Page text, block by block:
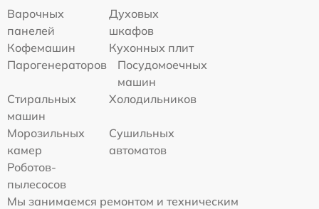
Варочных
панелей
Духовых
шкафов
Кофемашин
Кухонных плит
Парогенераторов
Посудомоечных
машин
Стиральных
машин
Холодильников
Морозильных
камер
Сушильных
автоматов
Роботов-
пылесосов
Мы занимаемся ремонтом и техническим